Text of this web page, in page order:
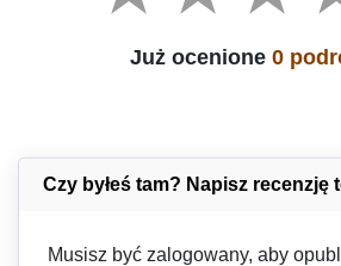
Już ocenione 0
Czy byłeś tam? Napisz recenzję
Musisz być zalogowany, aby